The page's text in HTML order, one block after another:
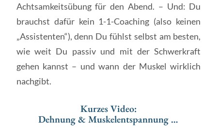
Achtsamkeitsübung für den Abend. – Und: Du
brauchst dafür kein 1-1-Coaching (also keinen
„Assistenten“), denn Du fühlst selbst am besten,
wie weit Du passiv und mit der Schwerkraft
gehen kannst – und wann der Muskel wirklich
nachgibt.
Kurzes Video:
Dehnung & Muskelentspannung …